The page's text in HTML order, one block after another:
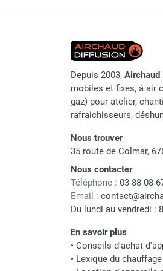
Gaine pour chauffage
Chauffage pour serre
Chauffage FARM au
Chauffage FARM au
Chauffage mobile au
Rideau d'air chaud
Rideau d'air chaud
Rideau d'air chaud
Rideau d'air eau
Rideau d'air chaud
chaleur
Rideau d'air pour
Rideau d'air ambiant
Rideau d'air froid
Nom
Depuis 2003, Airchaud
mobiles et fixes, à air
gaz) pour atelier,
rafraichisseurs,
Nous trouver
35 route de Colmar,
Nous contacter
Téléphone : 03 88 08
Email :
Du lundi au vendredi :
En savoir plus
• Conseils d'achat
• Lexique du